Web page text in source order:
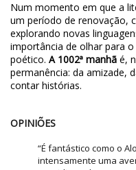
Num momento em que a
um período de renovação,
explorando novas
importância de olhar para
poético. A 1002ª manhã é,
permanência: da amizade,
contar histórias.
OPINIÕES
“É fantástico como o
intensamente uma